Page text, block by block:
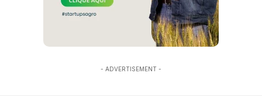
- ADVERTISEMENT -